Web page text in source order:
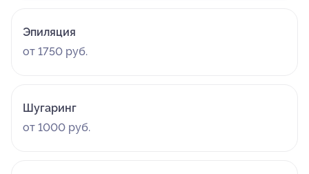
Эпиляция
от 1750 руб.
Шугаринг
от 1000 руб.